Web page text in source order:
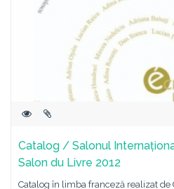
Catalog / Salonul
Salon du Livre 2012
Catalog în limba franceză realizat de